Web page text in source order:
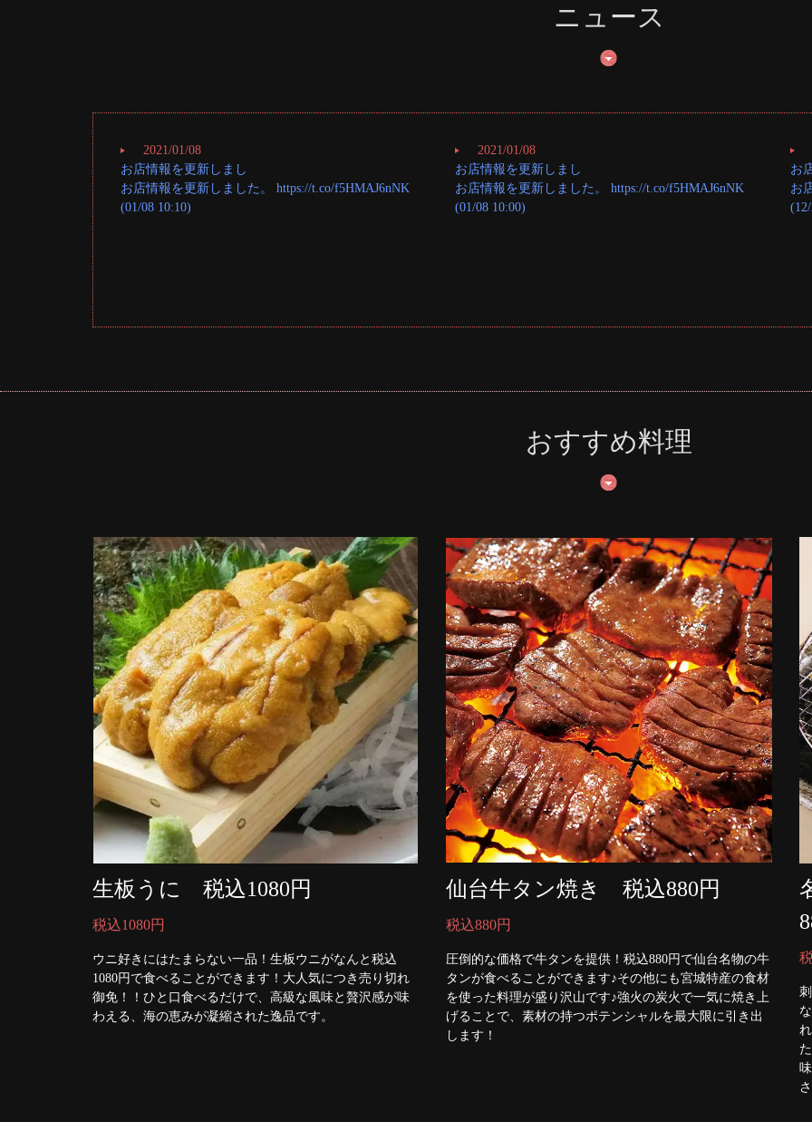
ニュース
2021/01/08
お店情報を更新しまし
お店情報を更新しました。 https://t.co/f5HMAJ6nNK
(01/08 10:10)
2021/01/08
お店情報を更新しまし
お店情報を更新しました。 https://t.co/f5HMAJ6nNK
(01/08 10:00)
お
お
おすすめ料理
生板うに 税込1080円
税込1080円
ウニ好きにはたまらない一品！生板ウニがなんと税込
1080円で食べることができます！大人気につき売り切れ
御免！！ひと口食べるだけで、高級な風味と贅沢感が味
わえる、海の恵みが凝縮された逸品です。
仙台牛タン焼き 税込880円
税込880円
圧倒的な価格で牛タンを提供！税込880円で仙台名物の牛
タンが食べることができます♪その他にも宮城特産の食材
を使った料理が盛り沢山です♪強火の炭火で一気に焼き上
げることで、素材の持つポテンシャルを最大限に引き出
します！